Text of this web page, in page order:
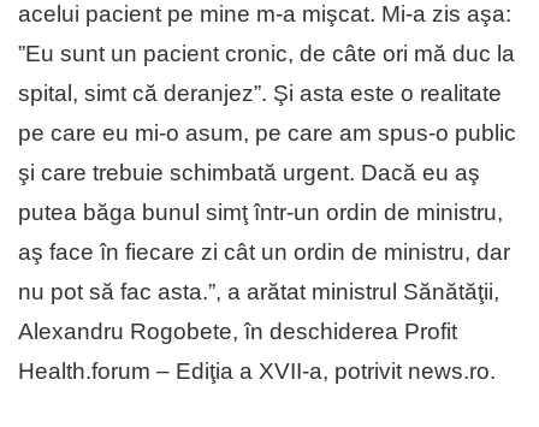
acelui pacient pe mine m-a mişcat. Mi-a zis aşa:
”Eu sunt un pacient cronic, de câte ori mă duc la
spital, simt că deranjez”. Şi asta este o realitate
pe care eu mi-o asum, pe care am spus-o public
şi care trebuie schimbată urgent. Dacă eu aş
putea băga bunul simţ într-un ordin de ministru,
aş face în fiecare zi cât un ordin de ministru, dar
nu pot să fac asta.”, a arătat ministrul Sănătăţii,
Alexandru Rogobete, în deschiderea Profit
Health.forum – Ediţia a XVII-a, potrivit news.ro.